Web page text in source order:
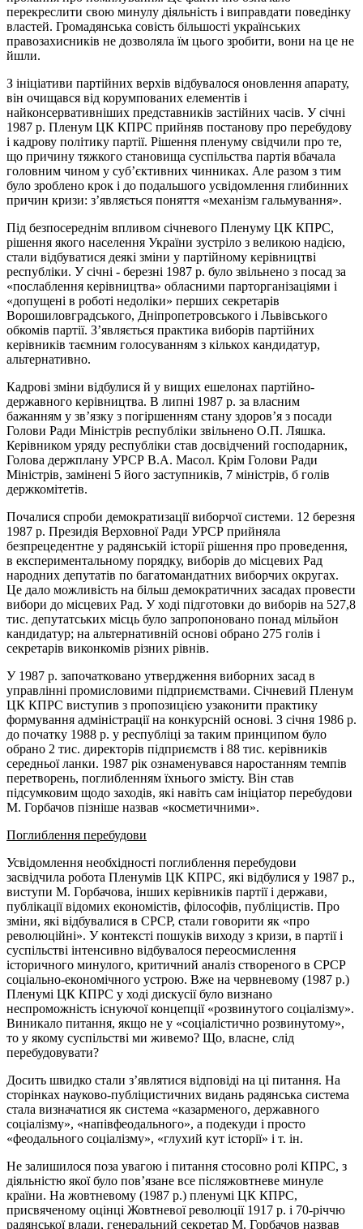
перекреслити свою минулу діяльність і виправдати поведінку
властей. Громадянська совість більшості українських
правозахисників не дозволяла їм цього зробити, вони на це не
йшли.
З ініціативи партійних верхів відбувалося оновлення апарату,
він очищався від корумпованих елементів і
найконсервативніших представників застійних часів. У січні
1987 р. Пленум ЦК КПРС прийняв постанову про перебудову
і кадрову політику партії. Рішення пленуму свідчили про те,
що причину тяжкого становища суспільства партія вбачала
головним чином у суб’єктивних чинниках. Але разом з тим
було зроблено крок і до подальшого усвідомлення глибинних
причин кризи: з’являється поняття «механізм гальмування».
Під безпосереднім впливом січневого Пленуму ЦК КПРС,
рішення якого населення України зустріло з великою надією,
стали відбуватися деякі зміни у партійному керівництві
республіки. У січні ‑ березні 1987 р. було звільнено з посад за
«послаблення керівництва» обласними парторганізаціями і
«допущені в роботі недоліки» перших секретарів
Ворошиловградського, Дніпропетровського і Львівського
обкомів партії. З’являється практика виборів партійних
керівників таємним голосуванням з кількох кандидатур,
альтернативно.
Кадрові зміни відбулися й у вищих ешелонах партійно-
державного керівництва. В липні 1987 р. за власним
бажанням у зв’язку з погіршенням стану здоров’я з посади
Голови Ради Міністрів республіки звільнено О.П. Ляшка.
Керівником уряду республіки став досвідчений господарник,
Голова держплану УРСР В.А. Масол. Крім Голови Ради
Міністрів, замінені 5 його заступників, 7 міністрів, б голів
держкомітетів.
Почалися спроби демократизації виборчої системи. 12 березня
1987 р. Президія Верховної Ради УРСР прийняла
безпрецедентне у радянській історії рішення про проведення,
в експериментальному порядку, виборів до місцевих Рад
народних депутатів по багатомандатних виборчих округах.
Це дало можливість на більш демократичних засадах провести
вибори до місцевих Рад. У ході підготовки до виборів на 527,8
тис. депутатських місць було запропоновано понад мільйон
кандидатур; на альтернативній основі обрано 275 голів і
секретарів виконкомів різних рівнів.
У 1987 р. започатковано утвердження виборних засад в
управлінні промисловими підприємствами. Січневий Пленум
ЦК КПРС виступив з пропозицією узаконити практику
формування адміністрації на конкурсній основі. З січня 1986 р.
до початку 1988 р. у республіці за таким принципом було
обрано 2 тис. директорів підприємств і 88 тис. керівників
середньої ланки. 1987 рік ознаменувався наростанням темпів
перетворень, поглибленням їхнього змісту. Він став
підсумковим щодо заходів, які навіть сам ініціатор перебудови
М. Горбачов пізніше назвав «косметичними».
Поглиблення перебудови
Усвідомлення необхідності поглиблення перебудови
засвідчила робота Пленумів ЦК КПРС, які відбулися у 1987 р.,
виступи М. Горбачова, інших керівників партії і держави,
публікації відомих економістів, філософів, публіцистів. Про
зміни, які відбувалися в СРСР, стали говорити як «про
революційні». У контексті пошуків виходу з кризи, в партії і
суспільстві інтенсивно відбувалося переосмислення
історичного минулого, критичний аналіз створеного в СРСР
соціально-економічного устрою. Вже на червневому (1987 р.)
Пленумі ЦК КПРС у ході дискусії було визнано
неспроможність існуючої концепції «розвинутого соціалізму».
Виникало питання, якщо не у «соціалістично розвинутому»,
то у якому суспільстві ми живемо? Що, власне, слід
перебудовувати?
Досить швидко стали з’являтися відповіді на ці питання. На
сторінках науково-публіцистичних видань радянська система
стала визначатися як система «казарменого, державного
соціалізму», «напівфеодального», а подекуди і просто
«феодального соціалізму», «глухий кут історії» і т. ін.
Не залишилося поза увагою і питання стосовно ролі КПРС, з
діяльністю якої було пов’язане все післяжовтневе минуле
країни. На жовтневому (1987 р.) пленумі ЦК КПРС,
присвяченому оцінці Жовтневої революції 1917 р. і 70-річчю
радянської влади, генеральний секретар М. Горбачов назвав